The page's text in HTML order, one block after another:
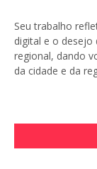
Seu trabalho
digital e o desejo
regional, dando
da cidade e da